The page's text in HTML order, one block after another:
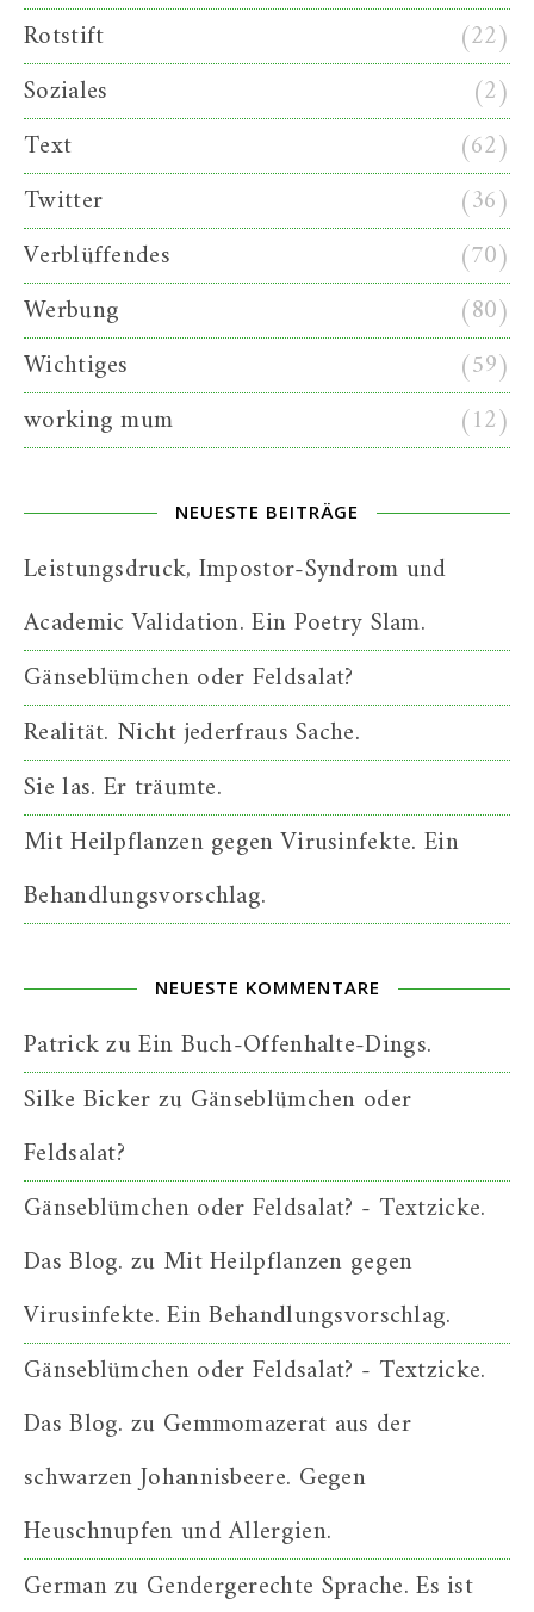
Rotstift
(22)
Soziales
(2)
Text
(62)
Twitter
(36)
Verblüffendes
(70)
Werbung
(80)
Wichtiges
(59)
working mum
(12)
NEUESTE BEITRÄGE
Leistungsdruck, Impostor-Syndrom und
Academic Validation. Ein Poetry Slam.
Gänseblümchen oder Feldsalat?
Realität. Nicht jederfraus Sache.
Sie las. Er träumte.
Mit Heilpflanzen gegen Virusinfekte. Ein
Behandlungsvorschlag.
NEUESTE KOMMENTARE
PatrickzuEin Buch-Offenhalte-Dings.
Silke Bickerzu Gänseblümchen oder
Feldsalat?
Gänseblümchen oder Feldsalat? - Textzicke.
Das Blog. zu Mit Heilpflanzen gegen
Virusinfekte. Ein Behandlungsvorschlag.
Gänseblümchen oder Feldsalat? - Textzicke.
Das Blog. zu Gemmomazerat aus der
schwarzen Johannisbeere. Gegen
Heuschnupfen und Allergien.
Germanzu Gendergerechte Sprache. Es ist